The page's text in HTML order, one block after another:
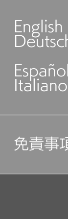
English
Italiano
免責事